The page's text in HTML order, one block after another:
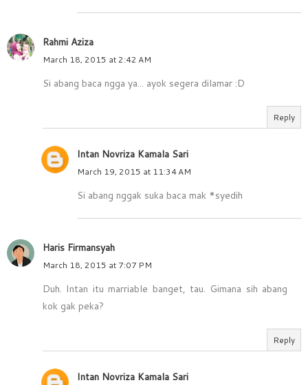
Rahmi Aziza
March 18, 2015 at 2:42 AM
Si abang baca ngga ya... ayok segera dilamar :D
Reply
Intan Novriza Kamala Sari
March 19, 2015 at 11:34 AM
Si abang nggak suka baca mak *syedih
Haris Firmansyah
March 18, 2015 at 7:07 PM
Duh. Intan itu marriable banget, tau. Gimana sih abang
kok gak peka?
Reply
Intan Novriza Kamala Sari